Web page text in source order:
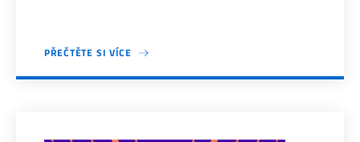
PŘEČTĚTE SI VÍCE